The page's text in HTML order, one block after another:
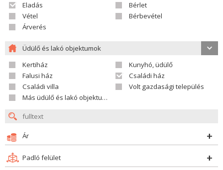
Eladás
Bérlet
Vétel
Bérbevétel
Árverés
Üdülő és lakó objektumok
Kertiház
Kunyhó, üdülő
Falusi ház
Családi ház
Családi villa
Volt gazdasági település
Más üdülő és lakó objektumok
Ár
Padló felület